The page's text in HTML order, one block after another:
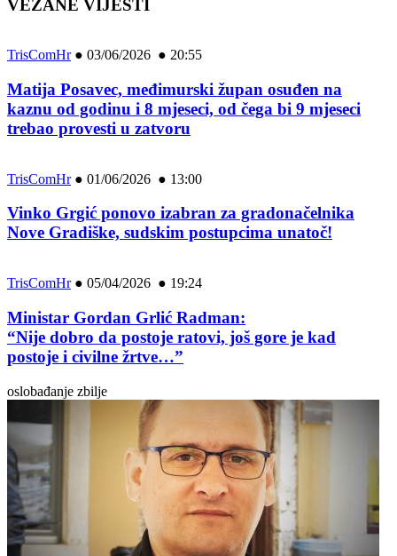
VEZANE VIJESTI
TrisComHr● 03/06/2026 ● 20:55
Matija Posavec, međimurski župan osuđen na
kaznu od godinu i 8 mjeseci, od čega bi 9 mjeseci
trebao provesti u zatvoru
TrisComHr● 01/06/2026 ● 13:00
Vinko Grgić ponovo izabran za gradonačelnika
Nove Gradiške, sudskim postupcima unatoč!
TrisComHr● 05/04/2026 ● 19:24
Ministar Gordan Grlić Radman:
“Nije dobro da postoje ratovi, još gore je kad
postoje i civilne žrtve…”
oslobađanje zbilje